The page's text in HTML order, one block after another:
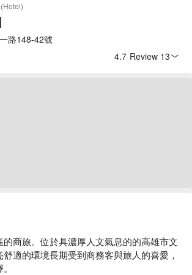
路148-42號
4.7· Review 13
商旅。位於具濃厚人文氣息的的高雄市文
適的環境長期受到商務客與旅人的喜愛，